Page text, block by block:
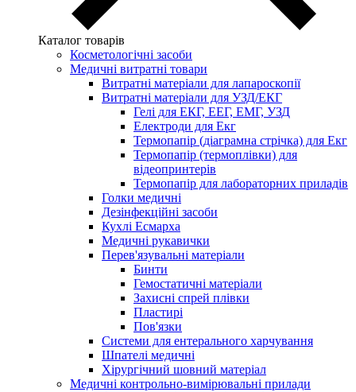
Каталог товарів
Косметологічні засоби
Медичні витратні товари
Витратні матеріали для лапароскопії
Витратні матеріали для УЗД/ЕКГ
Гелі для ЕКГ, ЕЕГ, ЕМГ, УЗД
Електроди для Екг
Термопапір (діаграмна стрічка) для Екг
Термопапір (термоплівки) для
відеопринтерів
Термопапір для лабораторних приладів
Голки медичні
Дезінфекційні засоби
Кухлі Есмарха
Медичні рукавички
Перев'язувальні матеріали
Бинти
Гемостатичні матеріали
Захисні спрей плівки
Пластирі
Пов'язки
Системи для ентерального харчування
Шпателі медичні
Хірургічний шовний матеріал
Медичні контрольно-вимірювальні прилади